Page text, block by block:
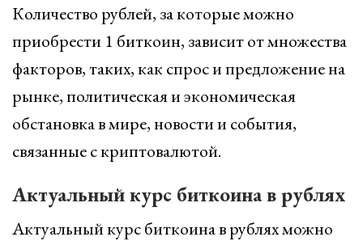
Количество рублей, за которые можно
приобрести 1 биткоин, зависит от множества
факторов, таких, как спрос и предложение на
рынке, политическая и экономическая
обстановка в мире, новости и события,
связанные с криптовалютой.
Актуальный курс биткоина в рублях
Актуальный курс биткоина в рублях можно